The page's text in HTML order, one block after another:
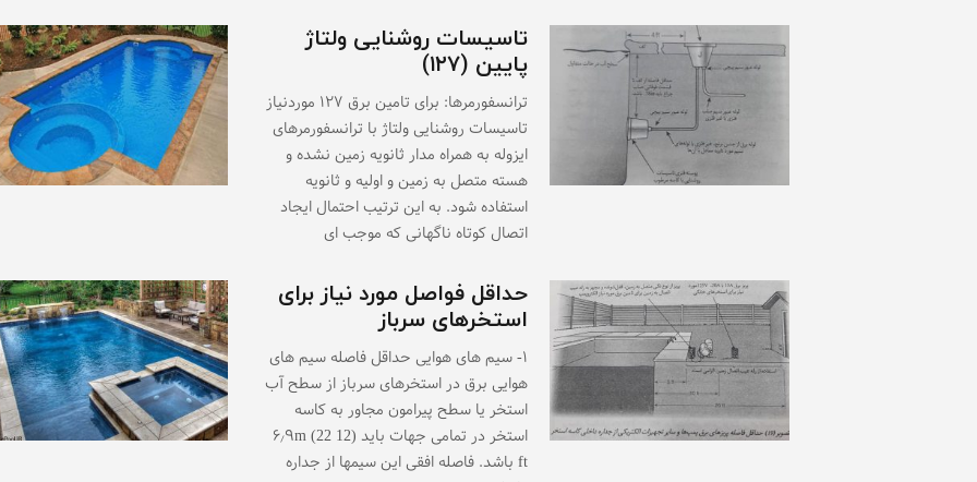
تاسیسات روشنایی ولتاژ
پایین (۱۲۷)
ترانسفورمرها: برای تامین برق ۱۲۷ موردنیاز
تاسیسات روشنایی ولتاژ با ترانسفورمرهای
ایزوله به همراه مدار ثانویه زمین نشده و
هسته متصل به زمین و اولیه و ثانویه
استفاده شود. به این ترتیب احتمال ایجاد
اتصال کوتاه ناگهانی که موجب ای
حداقل فواصل مورد نیاز برای
استخرهای سرباز
۱- سیم های هوایی حداقل فاصله سیم های
هوایی برق در استخرهای سرباز از سطح آب
استخر یا سطح پیرامون مجاور به کاسه
استخر در تمامی جهات باید (۶٫۹m (22 12
ft باشد. فاصله افقی این سیمها از جداره